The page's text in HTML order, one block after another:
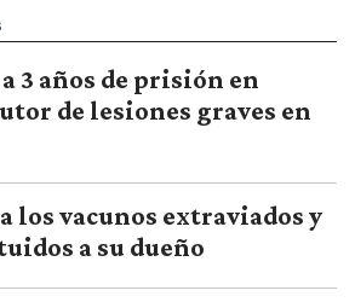
3 años de prisión en
de lesiones graves en
los vacunos extraviados y
a su dueño